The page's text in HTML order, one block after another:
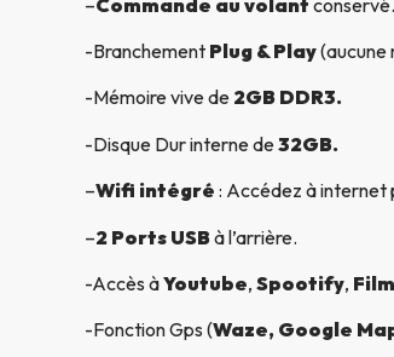
-Branchement Plug & Play(aucune
-Mémoire vive de 2GB DDR3.
-Disque Dur interne de32GB.
–Wifi intégré : Accédez à internet
–2 Ports USBà l’arrière.
-Accès àYoutube, Spootify, Film
-Fonction Gps (Waze, Google